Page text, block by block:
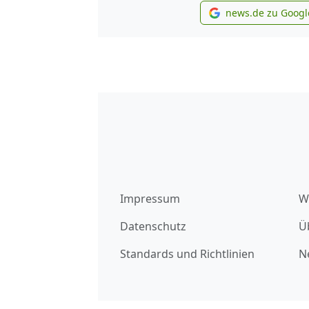
news.de zu
Impressum
Datenschutz
Standards und Richtlinien